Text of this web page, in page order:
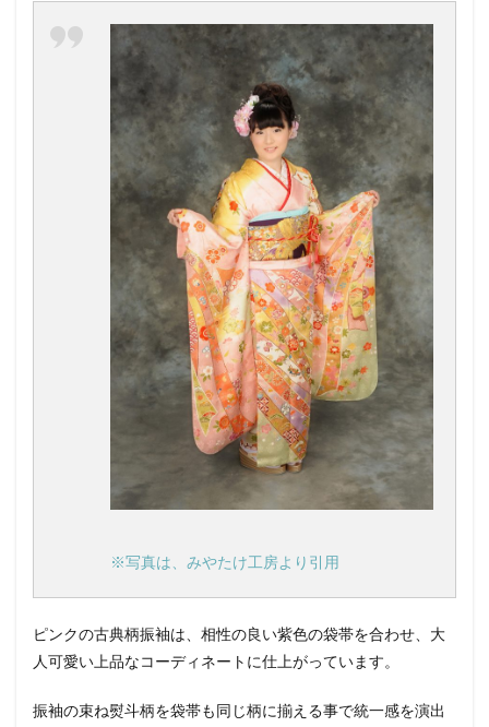
※写真は、みやたけ工房より引用
ピンクの古典柄振袖は、相性の良い紫色の袋帯を合わせ、大
人可愛い上品なコーディネートに仕上がっています。
振袖の束ね熨斗柄を袋帯も同じ柄に揃える事で統一感を演出